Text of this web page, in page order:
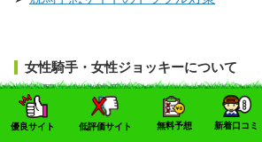
優良サイト 低評価サイト 無料予想 新着口コミ
女性騎手・女性ジョッキーについて
全国の女性騎手まとめ
藤田菜七子騎手まとめ
伝説の美人騎手ミカエル・ミシェルとは